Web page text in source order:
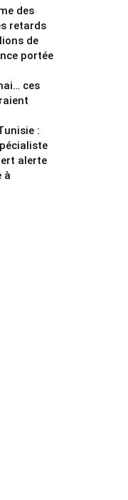
des
retards
de
portée
ces
:
alerte
à